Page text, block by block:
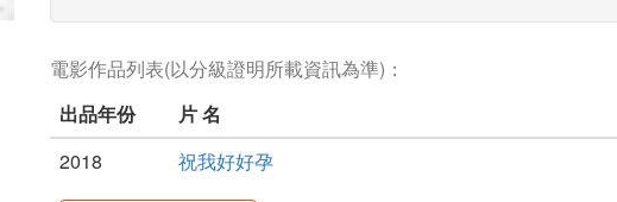
電影作品列表(以分級證明所載資訊為準)：
出品年份
片 名
2018
祝我好好孕